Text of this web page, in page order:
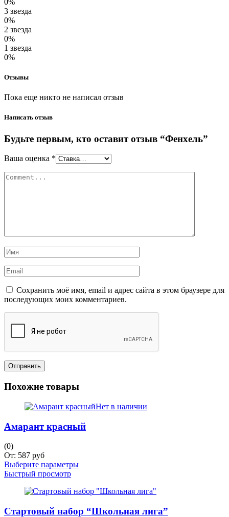
0%
3 звезда
0%
2 звезда
0%
1 звезда
0%
Отзывы
Пока еще никто не написал отзыв
Написать отзыв
Будьте первым, кто оставит отзыв “Фенхель”
Ваша оценка *
Сохранить моё имя, email и адрес сайта в этом браузере для
последующих моих комментариев.
Похожие товары
Нет в наличии
Амарант красный
(0)
От: 587 руб
Выберите параметры
Быстрый просмотр
Стартовый набор “Школьная лига”